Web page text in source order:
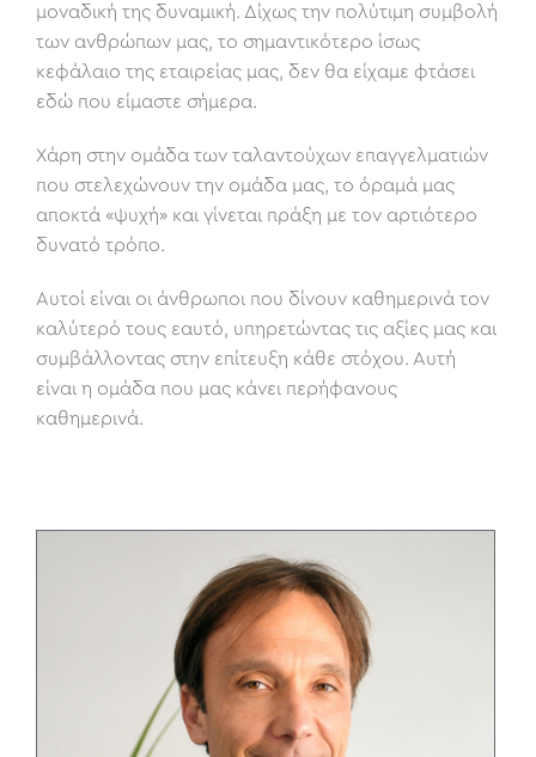
μοναδική της δυναμική. Δίχως την πολύτιμη συμβολή
των ανθρώπων μας, το σημαντικότερο ίσως
κεφάλαιο της εταιρείας μας, δεν θα είχαμε φτάσει
εδώ που είμαστε σήμερα.
Χάρη στην ομάδα των ταλαντούχων επαγγελματιών
που στελεχώνουν την ομάδα μας, το όραμά μας
αποκτά «ψυχή» και γίνεται πράξη με τον αρτιότερο
δυνατό τρόπο.
Αυτοί είναι οι άνθρωποι που δίνουν καθημερινά τον
καλύτερό τους εαυτό, υπηρετώντας τις αξίες μας και
συμβάλλοντας στην επίτευξη κάθε στόχου. Αυτή
είναι η ομάδα που μας κάνει περήφανους
καθημερινά.